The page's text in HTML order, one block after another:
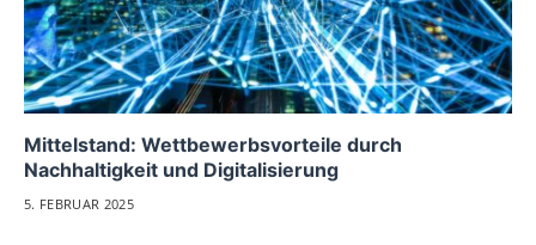
Mittelstand: Wettbewerbsvorteile durch
Nachhaltigkeit und Digitalisierung
5. FEBRUAR 2025